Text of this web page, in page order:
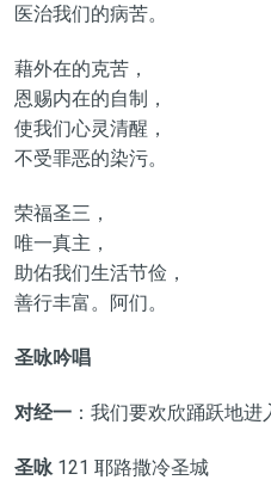
医治我们的病苦。
藉外在的克苦，
恩赐内在的自制，
使我们心灵清醒，
不受罪恶的染污。
荣福圣三，
唯一真主，
助佑我们生活节俭，
善行丰富。阿们。
圣咏吟唱
对经一：我们要欢欣踊跃地进
圣咏 121 耶路撒冷圣城